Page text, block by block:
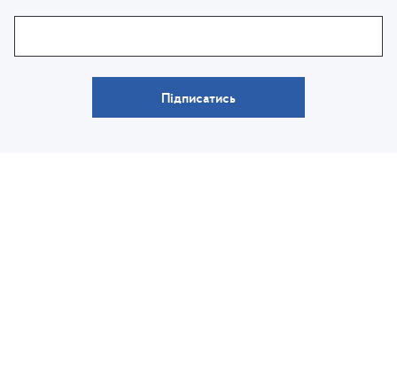
Підписатись